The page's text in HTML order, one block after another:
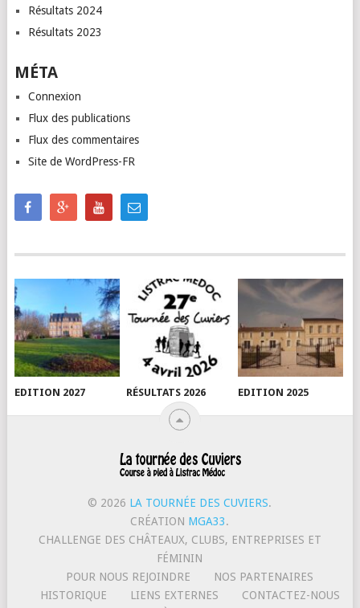
Résultats 2024
Résultats 2023
MÉTA
Connexion
Flux des publications
Flux des commentaires
Site de WordPress-FR
EDITION 2027 RÉSULTATS 2026 EDITION 2025
© 2026 LA TOURNÉE DES CUVIERS.
CRÉATION MGA33.
CHALLENGE DES CHÂTEAUX, CLUBS, ENTREPRISES ET
FÉMININ
POUR NOUS REJOINDRE
NOS PARTENAIRES
HISTORIQUE
LIENS EXTERNES
CONTACTEZ-NOUS